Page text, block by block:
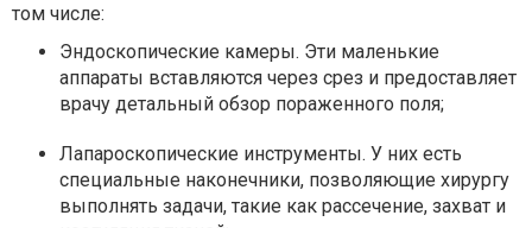
том числе:
Эндоскопические камеры. Эти маленькие
аппараты вставляются через срез и предоставляет
врачу детальный обзор пораженного поля;
Лапароскопические инструменты. У них есть
специальные наконечники, позволяющие хирургу
выполнять задачи, такие как рассечение, захват и